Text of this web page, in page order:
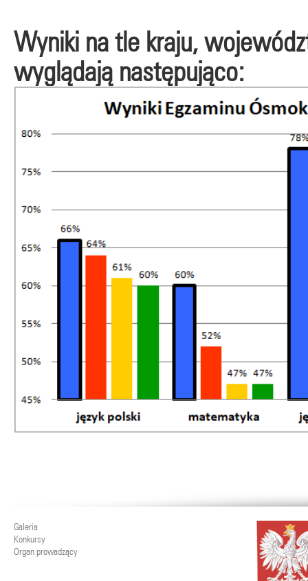
Wyniki na tle kraju,
wyglądają następująco:
Galeria
Konkursy
Organ prowadzący